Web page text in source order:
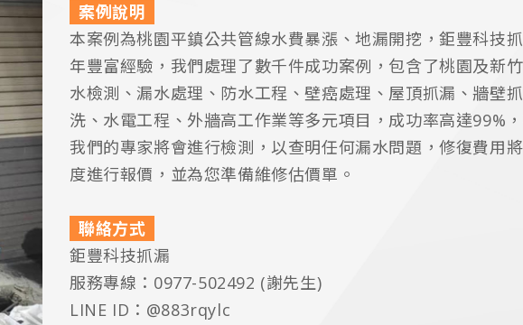
案例說明
本案例為桃園平鎮公共管線水費暴漲、地漏開挖，鉅豐科技
年豐富經驗，我們處理了數千件成功案例，包含了桃園及新
水檢測、漏水處理、防水工程、壁癌處理、屋頂抓漏、牆壁
洗、水電工程、外牆高工作業等多元項目，成功率高達99%
我們的專家將會進行檢測，以查明任何漏水問題，修復費用
度進行報價，並為您準備維修估價單。
聯絡方式
鉅豐科技抓漏
服務專線：0977-502492 (謝先生)
LINE ID：@883rqylc